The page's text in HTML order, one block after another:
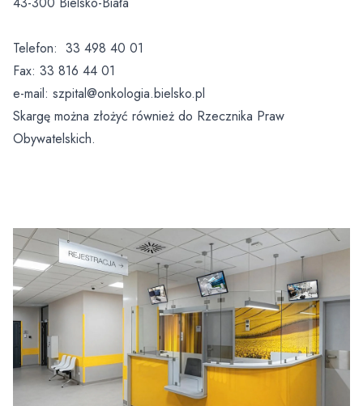
Telefon: 33 498 40 01
Fax: 33 816 44 01
e-mail: szpital@onkologia.bielsko.pl
Skargę można złożyć również do Rzecznika Praw
Obywatelskich.